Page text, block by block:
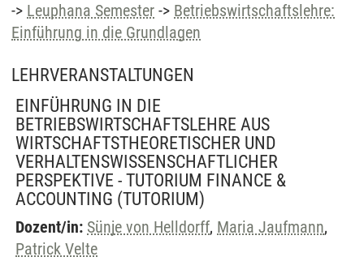
-> Leuphana Semester -> Betriebswirtschaftslehre:
Einführung in die Grundlagen
LEHRVERANSTALTUNGEN
EINFÜHRUNG IN DIE
BETRIEBSWIRTSCHAFTSLEHRE AUS
WIRTSCHAFTSTHEORETISCHER UND
VERHALTENSWISSENSCHAFTLICHER
PERSPEKTIVE - TUTORIUM FINANCE &
ACCOUNTING (TUTORIUM)
Dozent/in: Sünje von Helldorff, Maria Jaufmann,
Patrick Velte